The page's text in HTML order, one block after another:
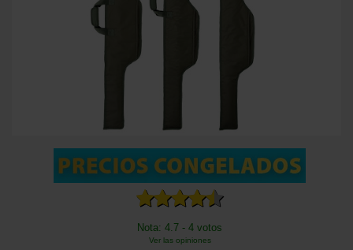
Nota: 4.7 - 4 votos
Ver las opiniones